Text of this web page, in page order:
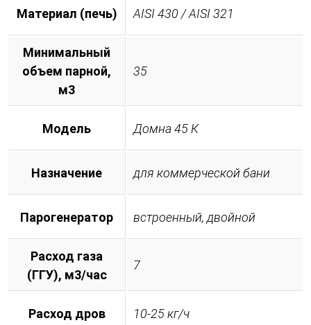
Материал (печь) AISI 430 / AISI 321
Минимальный
объем парной,
м3
35
Модель Домна 45 К
Назначение для коммерческой бани
Парогенератор встроенный, двойной
Расход газа
(ГГУ), м3/час
7
Расход дров 10-25 кг/ч